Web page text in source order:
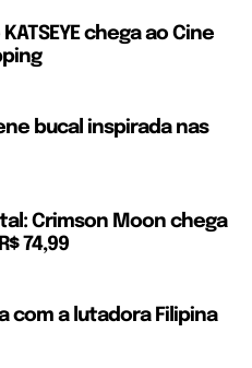
chega ao Cine
bucal inspirada nas
Crimson Moon chega
74,99
com a lutadora Filipina